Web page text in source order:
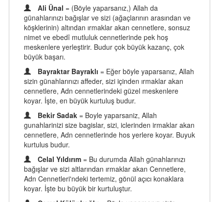
Ali Ünal = (Böyle yaparsanız,) Allah da
günahlarınızı bağışlar ve sizi (ağaçlarının arasından ve
köşklerinin) altından ırmaklar akan cennetlere, sonsuz
nimet ve ebedî mutluluk cennetlerinde pek hoş
meskenlere yerleştirir. Budur çok büyük kazanç, çok
büyük başarı.
Bayraktar Bayraklı = Eğer böyle yaparsanız, Allah
sizin günahlarınızı affeder, sizi içinden ırmaklar akan
cennetlere, Adn cennetlerindeki güzel meskenlere
koyar. İşte, en büyük kurtuluş budur.
Bekir Sadak = Boyle yaparsaniz, Allah
gunahlarinizi size bagislar, sizi, iclerinden irmaklar akan
cennetlere, Adn cennetlerinde hos yerlere koyar. Buyuk
kurtulus budur.
Celal Yıldırım = Bu durumda Allah günahlarınızı
bağışlar ve sizi altlarından ırmaklar akan Cennetlere,
Adn Cennetleri'ndeki tertemiz, gönül açıcı konaklara
koyar. İşte bu büyük bir kurtuluştur.